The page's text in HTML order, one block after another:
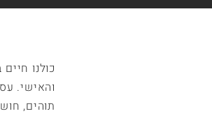
כולנו
והאישי.
תוהים,